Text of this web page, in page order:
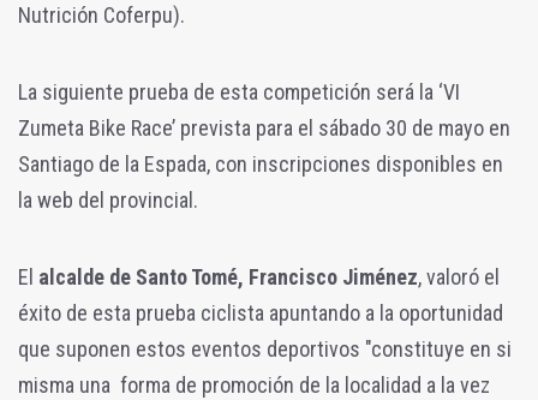
Nutrición Coferpu).
La siguiente prueba de esta competición será la ‘VI
Zumeta Bike Race’ prevista para el sábado 30 de mayo en
Santiago de la Espada, con inscripciones disponibles en
la web del provincial.
El alcalde de Santo Tomé, Francisco Jiménez, valoró el
éxito de esta prueba ciclista apuntando a la oportunidad
que suponen estos eventos deportivos "constituye en si
misma una forma de promoción de la localidad a la vez